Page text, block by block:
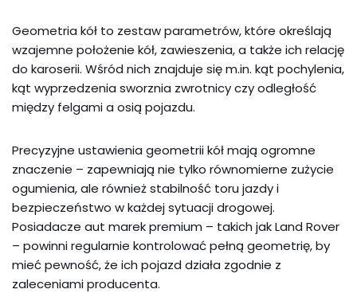
Geometria kół to zestaw parametrów, które określają
wzajemne położenie kół, zawieszenia, a także ich relację
do karoserii. Wśród nich znajduje się m.in. kąt pochylenia,
kąt wyprzedzenia sworznia zwrotnicy czy odległość
między felgami a osią pojazdu.
Precyzyjne ustawienia geometrii kół mają ogromne
znaczenie – zapewniają nie tylko równomierne zużycie
ogumienia, ale również stabilność toru jazdy i
bezpieczeństwo w każdej sytuacji drogowej.
Posiadacze aut marek premium – takich jak Land Rover
– powinni regularnie kontrolować pełną geometrię, by
mieć pewność, że ich pojazd działa zgodnie z
zaleceniami producenta.